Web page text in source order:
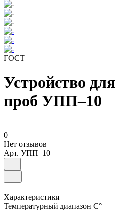
ГОСТ
Устройство
проб УПП–10
0
Нет отзывов
Арт. УПП–10
Характеристики
Температурный диапазон C°
—